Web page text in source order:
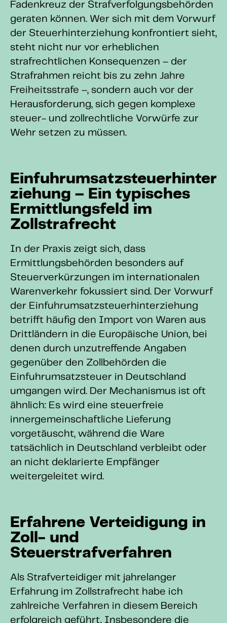
Fadenkreuz der Strafverfolgungsbehörden
geraten können. Wer sich mit dem Vorwurf
der Steuerhinterziehung konfrontiert sieht,
steht nicht nur vor erheblichen
strafrechtlichen Konsequenzen – der
Strafrahmen reicht bis zu zehn Jahre
Freiheitsstrafe –, sondern auch vor der
Herausforderung, sich gegen komplexe
steuer- und zollrechtliche Vorwürfe zur
Wehr setzen zu müssen.
Einfuhrumsatzsteuerhinter
ziehung – Ein typisches
Ermittlungsfeld im
Zollstrafrecht
In der Praxis zeigt sich, dass
Ermittlungsbehörden besonders auf
Steuerverkürzungen im internationalen
Warenverkehr fokussiert sind. Der Vorwurf
der Einfuhrumsatzsteuerhinterziehung
betrifft häufig den Import von Waren aus
Drittländern in die Europäische Union, bei
denen durch unzutreffende Angaben
gegenüber den Zollbehörden die
Einfuhrumsatzsteuer in Deutschland
umgangen wird. Der Mechanismus ist oft
ähnlich: Es wird eine steuerfreie
innergemeinschaftliche Lieferung
vorgetäuscht, während die Ware
tatsächlich in Deutschland verbleibt oder
an nicht deklarierte Empfänger
weitergeleitet wird.
Erfahrene Verteidigung in
Zoll- und
Steuerstrafverfahren
Als Strafverteidiger mit jahrelanger
Erfahrung im Zollstrafrecht habe ich
zahlreiche Verfahren in diesem Bereich
erfolgreich geführt. Insbesondere die